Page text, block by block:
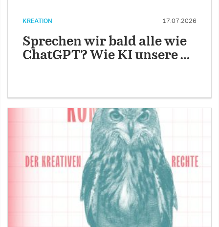
KREATION 17.07.2026
Sprechen wir bald alle wie
ChatGPT? Wie KI unsere …